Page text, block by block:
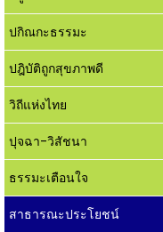
ปกิณกะธรรมะ
ปฎิบัติถูกสุขภาพดี
วิถีแห่งไทย
ปุจฉา-วิสัชนา
ธรรมะเตือนใจ
สาธารณะประโยชน์